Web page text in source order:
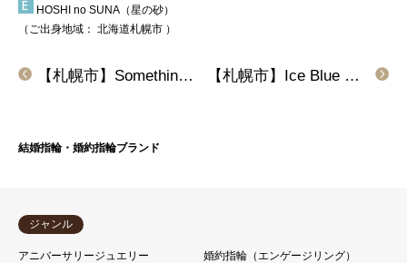
HOSHI no SUNA（星の砂）
（ご出身地域： 北海道札幌市 ）
【札幌市】Ice Blue DIAMOND(アイスブルーダイヤモンド)の結婚指輪をご成約頂きました。
【札幌市】Something Blue(サムシングブルー)の結婚指輪をご成約頂きました。
結婚指輪・婚約指輪ブランド
ジャンル
アニバーサリージュエリー 婚約指輪（エンゲージリング）